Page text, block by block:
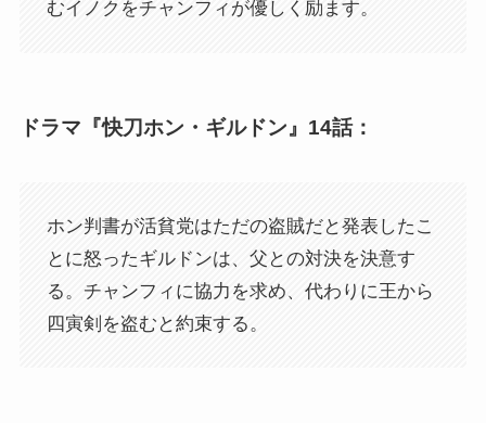
むイノクをチャンフィが優しく励ます。
ドラマ『快刀ホン・ギルドン』14話：
ホン判書が活貧党はただの盗賊だと発表したこ
とに怒ったギルドンは、父との対決を決意す
る。チャンフィに協力を求め、代わりに王から
四寅剣を盗むと約束する。